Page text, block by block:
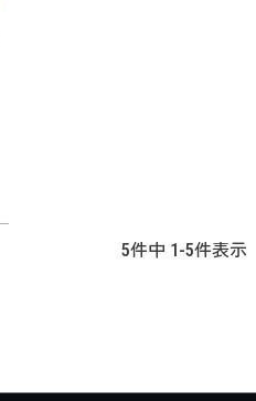
5件中 1-5件表示